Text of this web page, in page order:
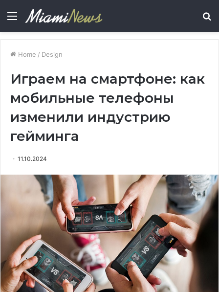
Menu
Home / Design
Играем на смартфоне: как
мобильные телефоны
изменили индустрию
гейминга
11.10.2024